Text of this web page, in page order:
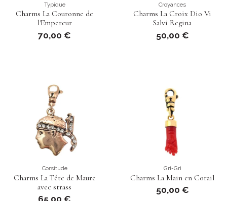
Typique
Charms La Couronne de
l'Empereur
70,00 €
Croyances
Charms La Croix Dio Vi
Salvi Regina
50,00 €
Corsitude
Charms La Tête de Maure
avec strass
Gri-Gri
Charms La Main en Corail
50,00 €